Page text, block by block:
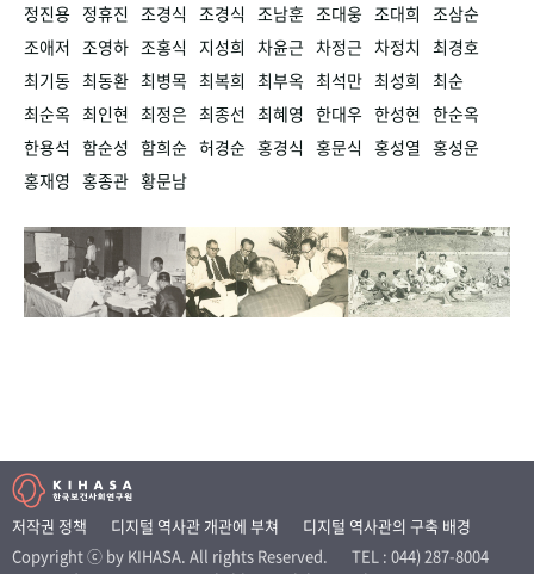
정진용 정휴진 조경식 조경식 조남훈 조대웅 조대희 조삼순
조애저 조영하 조홍식 지성희 차윤근 차정근 차정치 최경호
최기동 최동환 최병목 최복희 최부옥 최석만 최성희 최순
최순옥 최인현 최정은 최종선 최혜영 한대우 한성현 한순옥
한용석 함순성 함희순 허경순 홍경식 홍문식 홍성열 홍성운
홍재영 홍종관 황문남
저작권 정책 디지털 역사관 개관에 부쳐
디지털 역사관의 구축 배경
Copyright ⓒ by KIHASA. All rights Reserved.
TEL : 044) 287-8004